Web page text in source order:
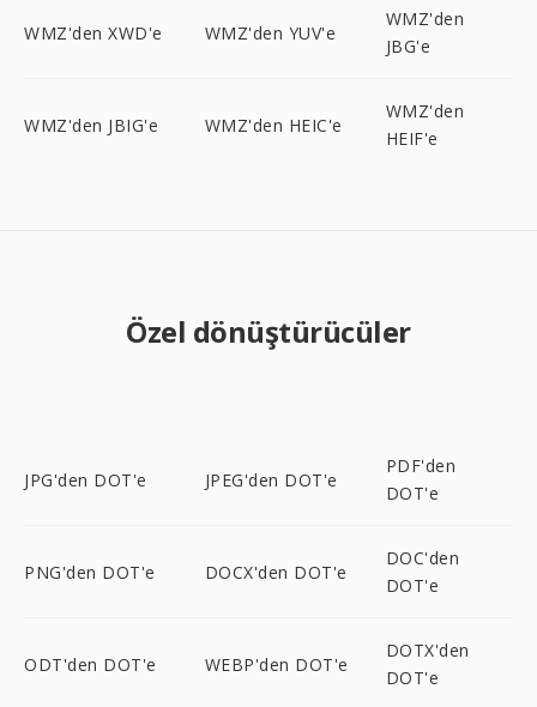
WMZ'den XWD'e WMZ'den YUV'e
WMZ'den
JBG'e
WMZ'den JBIG'e WMZ'den HEIC'e
WMZ'den
HEIF'e
Özel dönüştürücüler
JPG'den DOT'e JPEG'den DOT'e
PDF'den
DOT'e
PNG'den DOT'e DOCX'den DOT'e
DOC'den
DOT'e
ODT'den DOT'e WEBP'den DOT'e
DOTX'den
DOT'e